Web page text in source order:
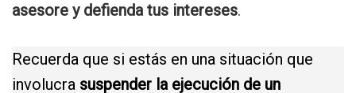
asesore y defienda tus intereses.
Recuerda que si estás en una situación que
involucra suspender la ejecución de un